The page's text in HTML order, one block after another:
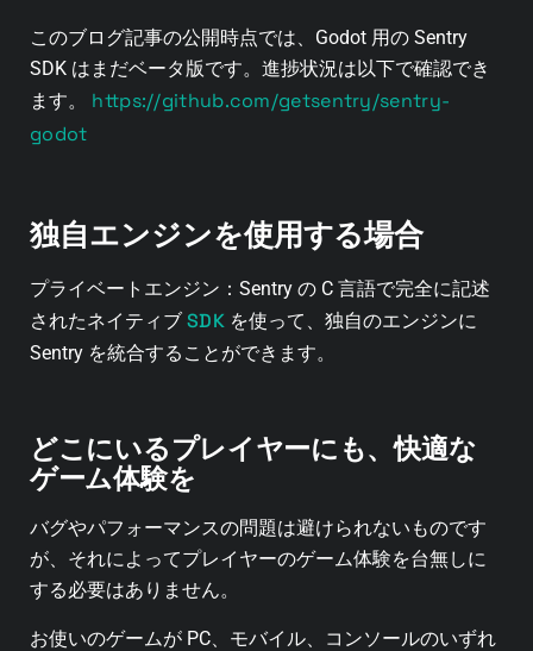
このブログ記事の公開時点では、Godot 用の Sentry
SDK はまだベータ版です。進捗状況は以下で確認でき
ます。
https://github.com/getsentry/sentry-
godot
独自エンジンを使用する場合
プライベートエンジン：Sentry の C 言語で完全に記述
されたネイティブ SDKを使って、独自のエンジンに
Sentry を統合することができます。
どこにいるプレイヤーにも、快適な
ゲーム体験を
バグやパフォーマンスの問題は避けられないものです
が、それによってプレイヤーのゲーム体験を台無しに
する必要はありません。
お使いのゲームが PC、モバイル、コンソールのいずれ